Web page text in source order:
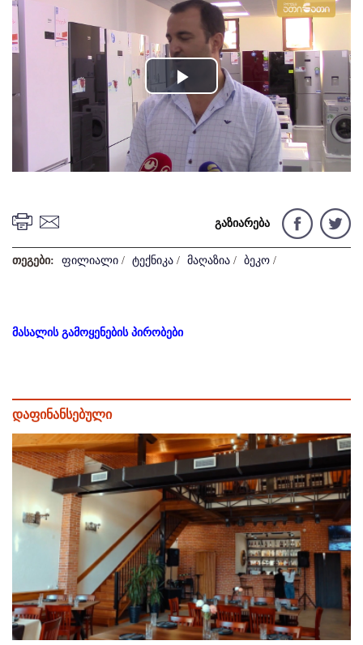
Play
Video
გაზიარება
თეგები: ფილიალი / ტექნიკა / მაღაზია / ბეკო /
მასალის გამოყენების პირობები
დაფინანსებული